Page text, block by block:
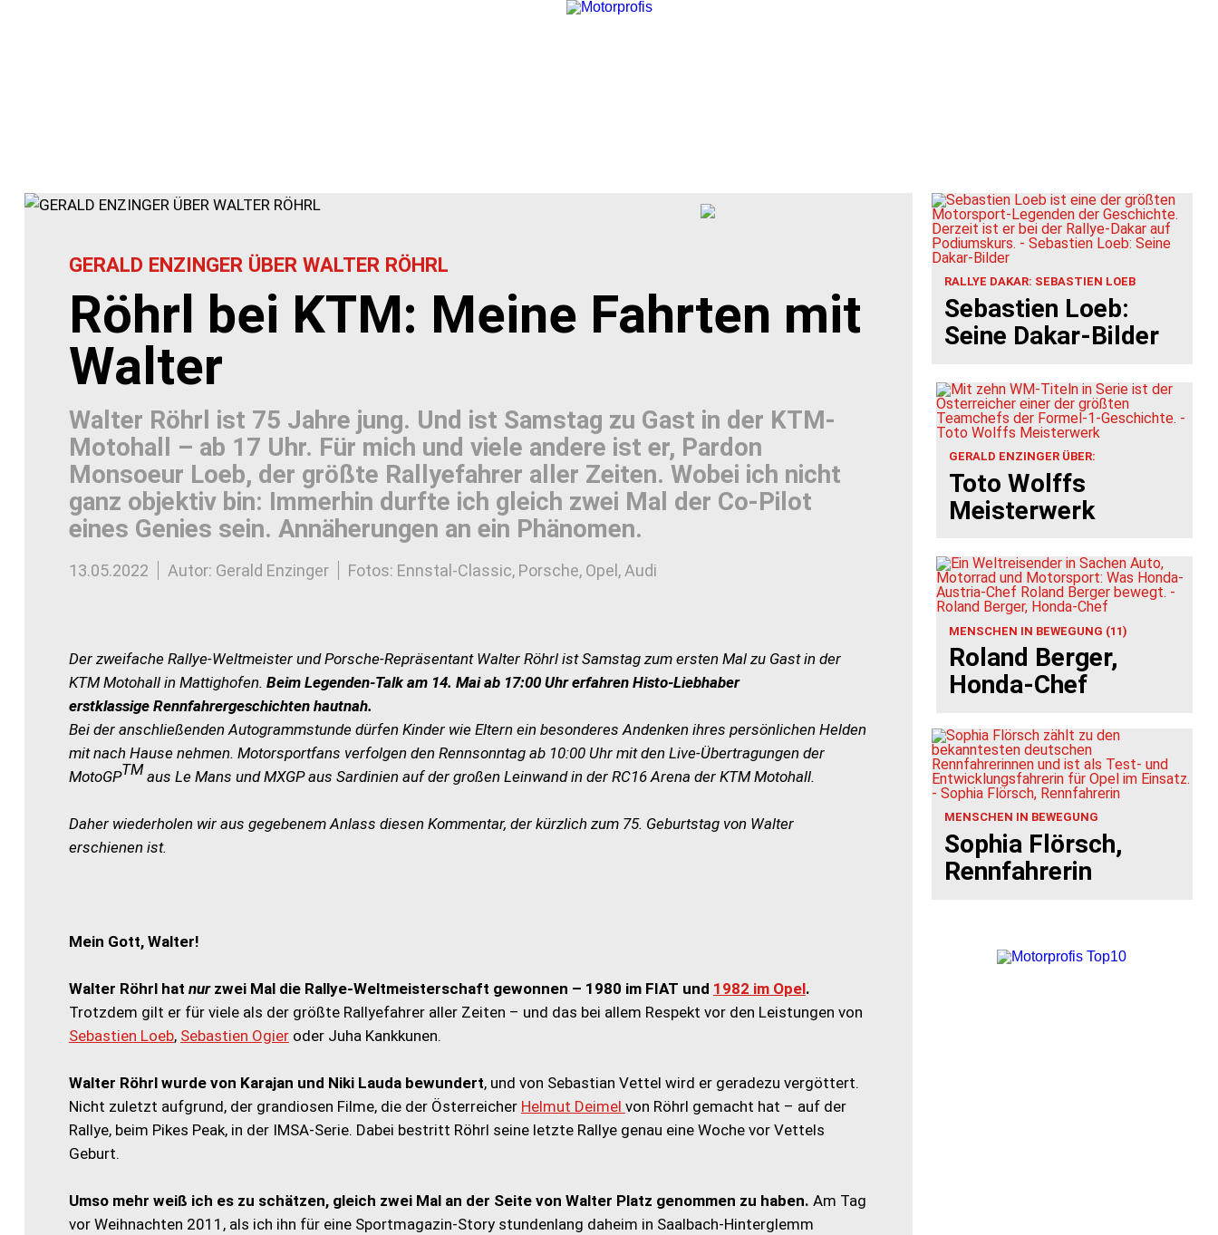
GERALD ENZINGER ÜBER WALTER RÖHRL
Röhrl bei KTM: Meine Fahrten mit
Walter
Walter Röhrl ist 75 Jahre jung. Und ist Samstag zu Gast in der KTM-
Motohall – ab 17 Uhr. Für mich und viele andere ist er, Pardon
Monsoeur Loeb, der größte Rallyefahrer aller Zeiten. Wobei ich nicht
ganz objektiv bin: Immerhin durfte ich gleich zwei Mal der Co-Pilot
eines Genies sein. Annäherungen an ein Phänomen.
13.05.2022 Autor: Gerald Enzinger Fotos: Ennstal-Classic, Porsche, Opel, Audi
Der zweifache Rallye-Weltmeister und Porsche-Repräsentant Walter Röhrl ist Samstag zum ersten Mal zu Gast in der
KTM Motohall in Mattighofen. Beim Legenden-Talk am 14. Mai ab 17:00 Uhr erfahren Histo-Liebhaber
erstklassige Rennfahrergeschichten hautnah.
Bei der anschließenden Autogrammstunde dürfen Kinder wie Eltern ein besonderes Andenken ihres persönlichen Helden
mit nach Hause nehmen. Motorsportfans verfolgen den Rennsonntag ab 10:00 Uhr mit den Live-Übertragungen der
MotoGPTM aus Le Mans und MXGP aus Sardinien auf der großen Leinwand in der RC16 Arena der KTM Motohall.
Daher wiederholen wir aus gegebenem Anlass diesen Kommentar, der kürzlich zum 75. Geburtstag von Walter
erschienen ist.
Mein Gott, Walter!
Walter Röhrl hat nurzwei Mal die Rallye-Weltmeisterschaft gewonnen – 1980 im FIAT und 1982 im Opel.
Trotzdem gilt er für viele als der größte Rallyefahrer aller Zeiten – und das bei allem Respekt vor den Leistungen von
Sebastien Loeb, Sebastien Ogieroder Juha Kankkunen.
Walter Röhrl wurde von Karajan und Niki Lauda bewundert, und von Sebastian Vettel wird er geradezu vergöttert.
Nicht zuletzt aufgrund, der grandiosen Filme, die der Österreicher Helmut Deimel von Röhrl gemacht hat – auf der
Rallye, beim Pikes Peak, in der IMSA-Serie. Dabei bestritt Röhrl seine letzte Rallye genau eine Woche vor Vettels
Geburt.
Umso mehr weiß ich es zu schätzen, gleich zwei Mal an der Seite von Walter Platz genommen zu haben. Am Tag
vor Weihnachten 2011, als ich ihn für eine Sportmagazin-Story stundenlang daheim in Saalbach-Hinterglemm
RALLYE DAKAR: SEBASTIEN LOEB
Sebastien Loeb:
Seine Dakar-Bilder
GERALD ENZINGER ÜBER:
Toto Wolffs
Meisterwerk
MENSCHEN IN BEWEGUNG (11)
Roland Berger,
Honda-Chef
MENSCHEN IN BEWEGUNG
Sophia Flörsch,
Rennfahrerin